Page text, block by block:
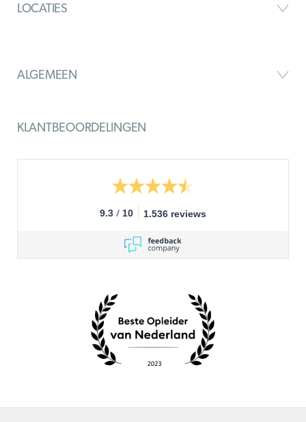
LOCATIES
ALGEMEEN
KLANTBEOORDELINGEN
9.3 / 10 1.536 reviews